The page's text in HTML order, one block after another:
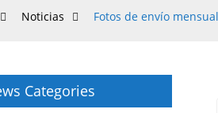
Noticias Fotos de envío mensual
Categories